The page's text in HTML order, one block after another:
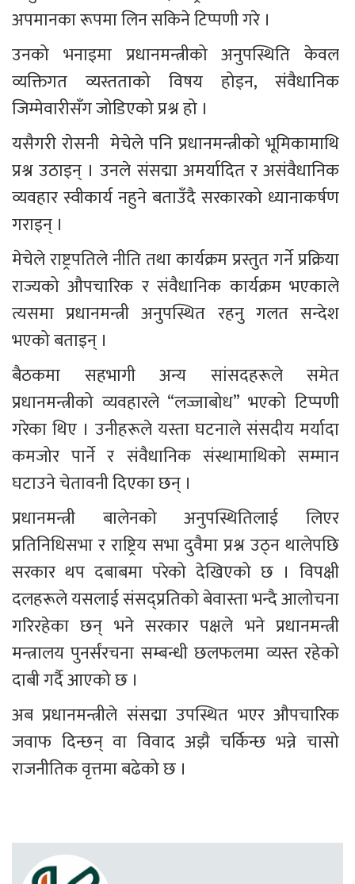
अपमानका रूपमा लिन सकिने टिप्पणी गरे ।
उनको भनाइमा प्रधानमन्त्रीको अनुपस्थिति केवल
व्यक्तिगत व्यस्तताको विषय होइन, संवैधानिक
जिम्मेवारीसँग जोडिएको प्रश्न हो ।
यसैगरी राेसनी  मेचेले पनि प्रधानमन्त्रीको भूमिकामाथि
प्रश्न उठाइन् । उनले संसद्मा अमर्यादित र असंवैधानिक
व्यवहार स्वीकार्य नहुने बताउँदै सरकारको ध्यानाकर्षण
गराइन् ।
मेचेले राष्ट्रपतिले नीति तथा कार्यक्रम प्रस्तुत गर्ने प्रक्रिया
राज्यको औपचारिक र संवैधानिक कार्यक्रम भएकाले
त्यसमा प्रधानमन्त्री अनुपस्थित रहनु गलत सन्देश
भएको बताइन् ।
बैठकमा सहभागी अन्य सांसदहरूले समेत
प्रधानमन्त्रीको व्यवहारले “लज्जाबोध” भएको टिप्पणी
गरेका थिए । उनीहरूले यस्ता घटनाले संसदीय मर्यादा
कमजोर पार्ने र संवैधानिक संस्थामाथिको सम्मान
घटाउने चेतावनी दिएका छन् ।
प्रधानमन्त्री बालेनको अनुपस्थितिलाई लिएर
प्रतिनिधिसभा र राष्ट्रिय सभा दुवैमा प्रश्न उठ्न थालेपछि
सरकार थप दबाबमा परेको देखिएको छ । विपक्षी
दलहरूले यसलाई संसद्प्रतिको बेवास्ता भन्दै आलोचना
गरिरहेका छन् भने सरकार पक्षले भने प्रधानमन्त्री
मन्त्रालय पुनर्संरचना सम्बन्धी छलफलमा व्यस्त रहेको
दाबी गर्दै आएको छ ।
अब प्रधानमन्त्रीले संसद्मा उपस्थित भएर औपचारिक
जवाफ दिन्छन् वा विवाद अझै चर्किन्छ भन्ने चासो
राजनीतिक वृत्तमा बढेको छ ।